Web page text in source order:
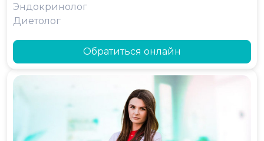
Эндокринолог
Диетолог
Обратиться онлайн